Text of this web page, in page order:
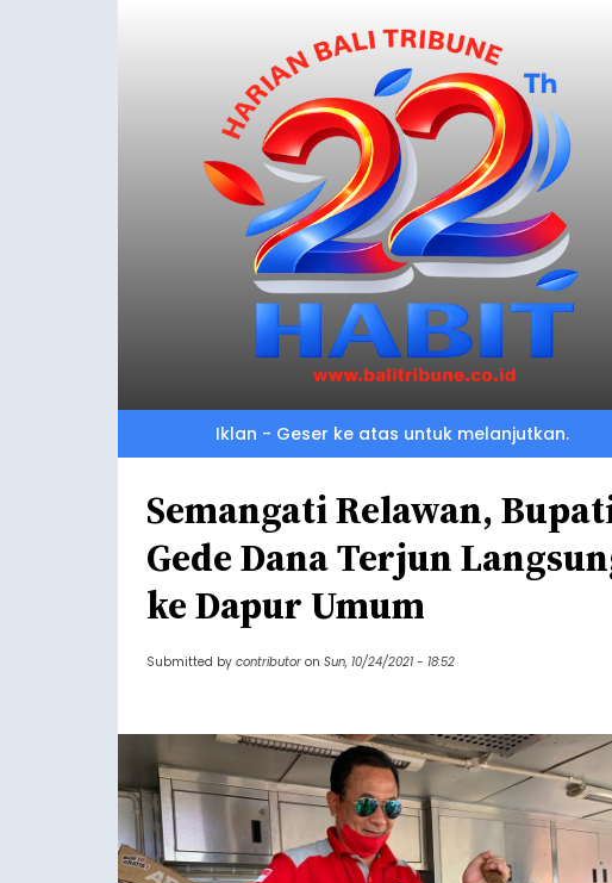
Iklan - Geser ke atas untuk melanjutkan.
Semangati Relawan,
Gede Dana Terjun
ke Dapur Umum
Submitted by contributor on Sun, 10/24/2021 - 18:52